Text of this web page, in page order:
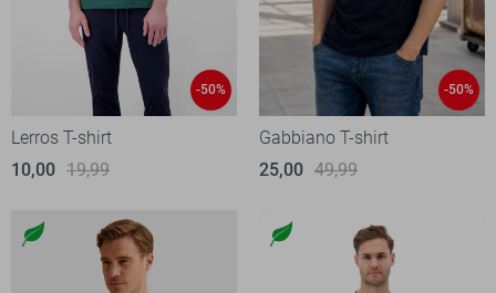
-50%
Lerros T-shirt
10,00 19,99
-50%
Gabbiano T-shirt
25,00 49,99